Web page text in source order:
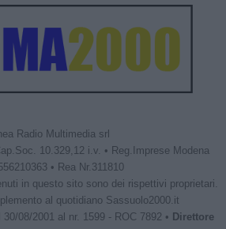
Radio Multimedia srl
10.329,12 i.v. • Reg.Imprese Modena
• Rea Nr.311810
in questo sito sono dei rispettivi proprietari.
al quotidiano Sassuolo2000.it
30/08/2001 al nr. 1599 - ROC 7892 • Direttore